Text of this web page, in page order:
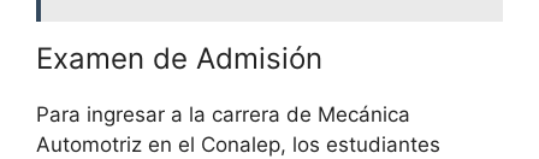
Examen de Admisión
Para ingresar a la carrera de Mecánica
Automotriz en el Conalep, los estudiantes